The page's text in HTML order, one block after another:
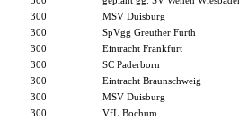
300 MSV Duisburg
300 SpVgg Greuther Fürth
300 Eintracht Frankfurt
300 SC Paderborn
300 Eintracht Braunschweig
300 MSV Duisburg
300 VfL Bochum